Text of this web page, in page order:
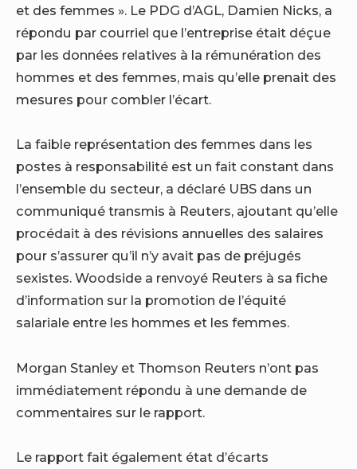
et des femmes ». Le PDG d’AGL, Damien Nicks, a
répondu par courriel que l’entreprise était déçue
par les données relatives à la rémunération des
hommes et des femmes, mais qu’elle prenait des
mesures pour combler l’écart.
La faible représentation des femmes dans les
postes à responsabilité est un fait constant dans
l’ensemble du secteur, a déclaré UBS dans un
communiqué transmis à Reuters, ajoutant qu’elle
procédait à des révisions annuelles des salaires
pour s’assurer qu’il n’y avait pas de préjugés
sexistes. Woodside a renvoyé Reuters à sa fiche
d’information sur la promotion de l’équité
salariale entre les hommes et les femmes.
Morgan Stanley et Thomson Reuters n’ont pas
immédiatement répondu à une demande de
commentaires sur le rapport.
Le rapport fait également état d’écarts